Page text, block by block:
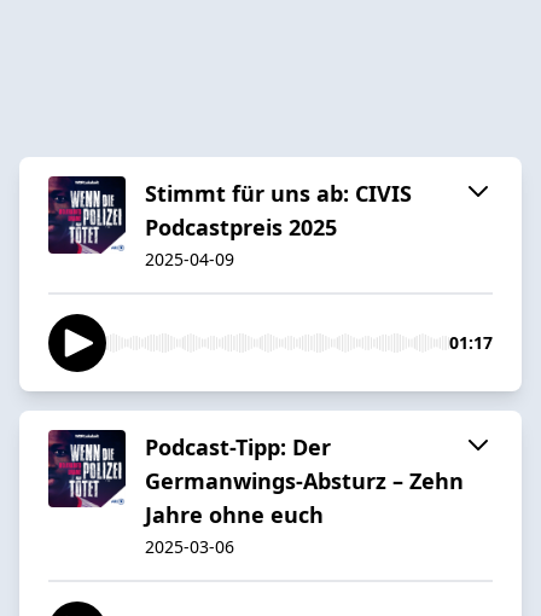
Stimmt für uns ab: CIVIS
Podcastpreis 2025
2025-04-09
01:17
Podcast-Tipp: Der
Germanwings-Absturz – Zehn
Jahre ohne euch
2025-03-06